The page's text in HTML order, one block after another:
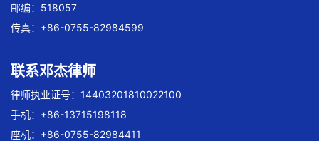
邮编：518057
传真：+86-0755-82984599
联系邓杰律师
律师执业证号：14403201810022100
手机：+86-13715198118
座机：+86-0755-82984411